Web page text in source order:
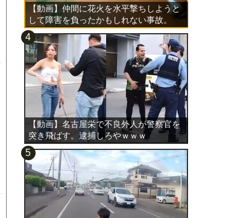
【動画】仲間に花火を水平撃ちしようと
して障害を負ったかもしれない事故。
【動画】名古屋栄で不良外人が警察官を
突き飛ばす。逮捕しろやｗｗｗ